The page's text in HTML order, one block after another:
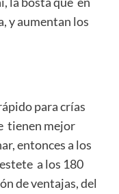
y aumentan los
para crías
tienen mejor
entonces a los
a los 180
de ventajas, del